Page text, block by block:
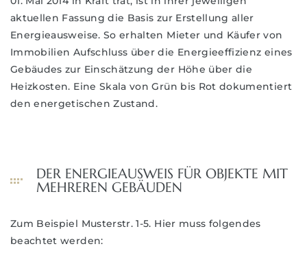
aktuellen Fassung die Basis zur Erstellung aller
Energieausweise. So erhalten Mieter und Käufer von
Immobilien Aufschluss über die Energieeffizienz eines
Gebäudes zur Einschätzung der Höhe über die
Heizkosten. Eine Skala von Grün bis Rot dokumentiert
den energetischen Zustand.
DER ENERGIEAUSWEIS FÜR OBJEKTE MIT
MEHREREN GEBÄUDEN
Zum Beispiel Musterstr. 1-5. Hier muss folgendes
beachtet werden: